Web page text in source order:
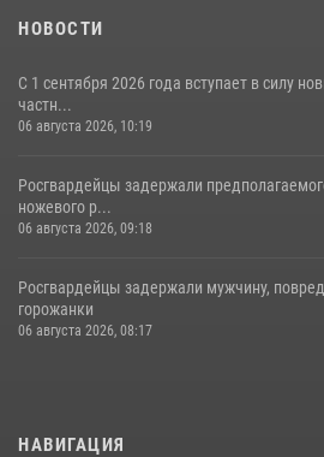
НОВОСТИ
С 1 сентября 2026 года вступает в силу
частн...
06 августа 2026, 10:19
Росгвардейцы задержали
ножевого р...
06 августа 2026, 09:18
Росгвардейцы задержали мужчину,
горожанки
06 августа 2026, 08:17
НАВИГАЦИЯ